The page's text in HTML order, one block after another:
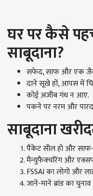
घर पर कैसे
साबूदाना?
सफेद, साफ और एक
दाने सूखे हों, आपस में
कोई अजीब गंध न आए.
पकने पर नरम और
साबूदाना
पैकेट सील हो और
मैन्युफैक्चरिंग और
FSSAI का लोगो और
जाने-माने ब्रांड का